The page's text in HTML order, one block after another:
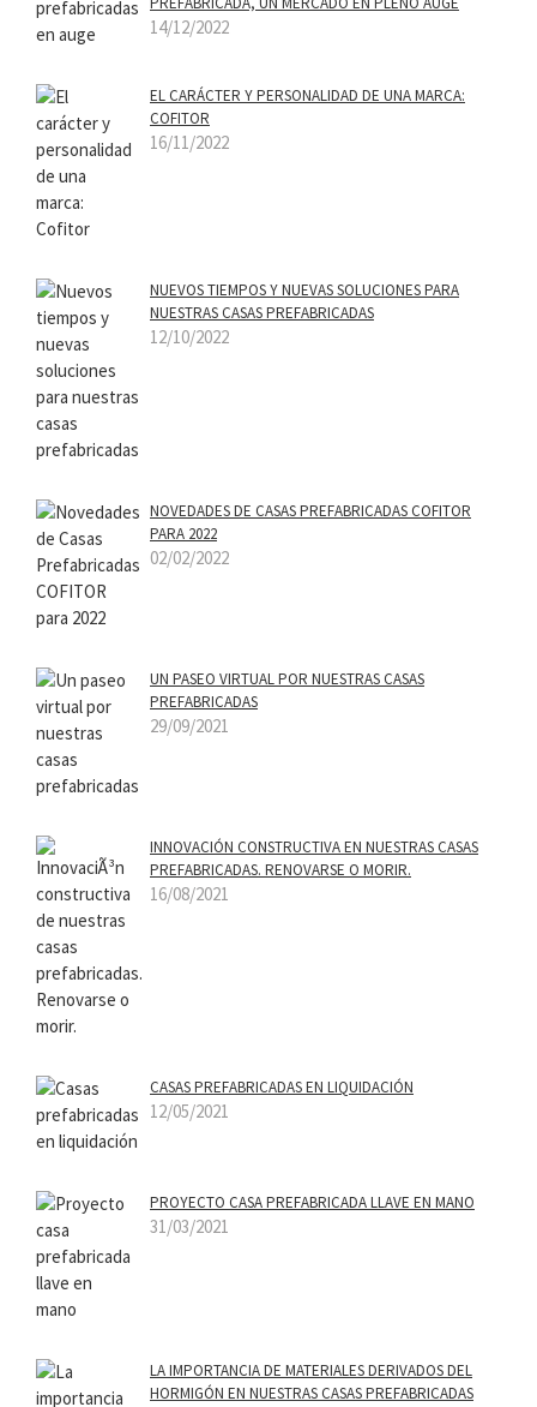
14/12/2022
EL CARÁCTER Y PERSONALIDAD DE UNA MARCA:
COFITOR
16/11/2022
NUEVOS TIEMPOS Y NUEVAS SOLUCIONES PARA
NUESTRAS CASAS PREFABRICADAS
12/10/2022
NOVEDADES DE CASAS PREFABRICADAS COFITOR
PARA 2022
02/02/2022
UN PASEO VIRTUAL POR NUESTRAS CASAS
PREFABRICADAS
29/09/2021
INNOVACIÓN CONSTRUCTIVA EN NUESTRAS CASAS
PREFABRICADAS. RENOVARSE O MORIR.
16/08/2021
CASAS PREFABRICADAS EN LIQUIDACIÓN
12/05/2021
PROYECTO CASA PREFABRICADA LLAVE EN MANO
31/03/2021
LA IMPORTANCIA DE MATERIALES DERIVADOS DEL
HORMIGÓN EN NUESTRAS CASAS PREFABRICADAS